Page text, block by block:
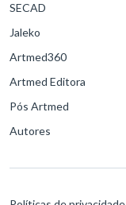
SECAD
Jaleko
Artmed360
Artmed Editora
Pós Artmed
Autores